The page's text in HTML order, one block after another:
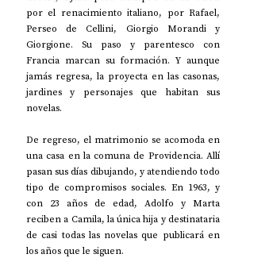
por el renacimiento italiano, por Rafael,
Perseo de Cellini, Giorgio Morandi y
Giorgione. Su paso y parentesco con
Francia marcan su formación. Y aunque
jamás regresa, la proyecta en las casonas,
jardines y personajes que habitan sus
novelas.
De regreso, el matrimonio se acomoda en
una casa en la comuna de Providencia. Allí
pasan sus días dibujando, y atendiendo todo
tipo de compromisos sociales. En 1963, y
con 23 años de edad, Adolfo y Marta
reciben a Camila, la única hija y destinataria
de casi todas las novelas que publicará en
los años que le siguen.